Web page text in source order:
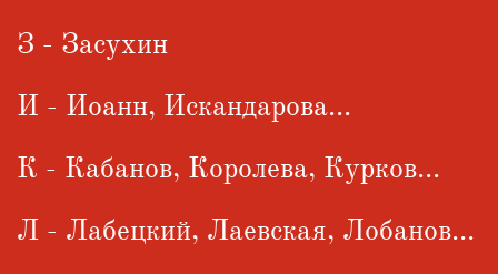
З - Засухин
И - Иоанн, Искандарова...
К - Кабанов, Королева, Курков...
Л - Лабецкий, Лаевская, Лобанов...